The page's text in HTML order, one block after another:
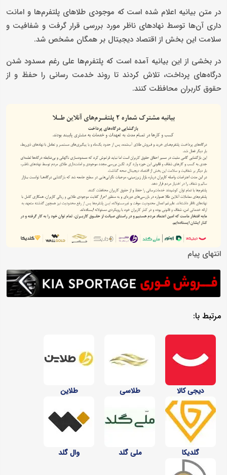
در متن بیانیه اعلام شده است که موجودی طلاهای پلتفرم‌ها و امانت
داری آن‌ها توسط نهادهای ناظر مورد بررسی قرار گرفت و شفافیت و
سلامت این بخش از اقتصاد دیجیتال بر همگان مشخص شد.
در بخشی از این بیانیه آمده است که پلتفرم‌ها علی رغم مسدود شدن
درگاه‌های پرداخت، تلاش کردند تا روند خدمت رسانی را حفظ و از
حقوق کاربران محافظت کنند.
انتهای پیام
مرتبط با:
دیجی کالا طلاسی طلاین
گلدیکا ملی گلد وال گلد